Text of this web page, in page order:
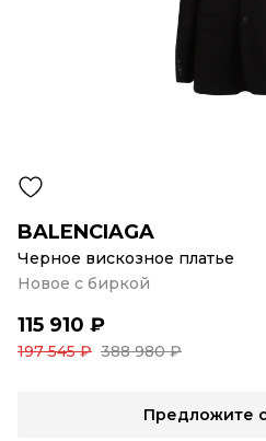
BALENCIAGA
Черное вискозное платье
Новое с биркой
115 910 ₽
197 545 ₽ 388 980 ₽
Предложите